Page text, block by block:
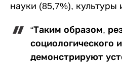
науки (85,7%), культуры
“Таким образом,
социологического
демонстрируют